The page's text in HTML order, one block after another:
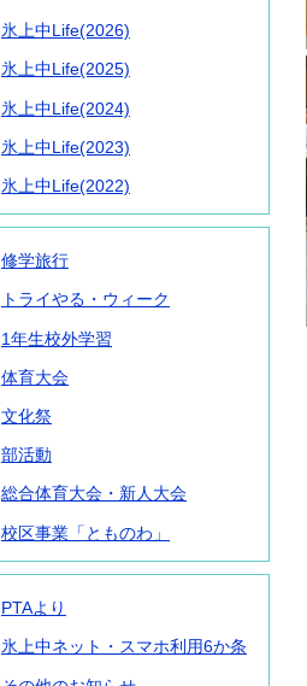
氷上中Life(2026)
氷上中Life(2025)
氷上中Life(2024)
氷上中Life(2023)
氷上中Life(2022)
修学旅行
トライやる・ウィーク
1年生校外学習
体育大会
文化祭
部活動
総合体育大会・新人大会
校区事業「とものわ」
PTAより
氷上中ネット・スマホ利用6か条